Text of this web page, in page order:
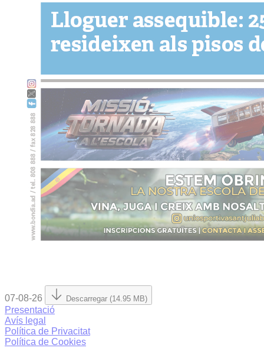
07-08-26 Descarregar (14.95 MB)
Presentació
Avís legal
Política de Privacitat
Política de Cookies